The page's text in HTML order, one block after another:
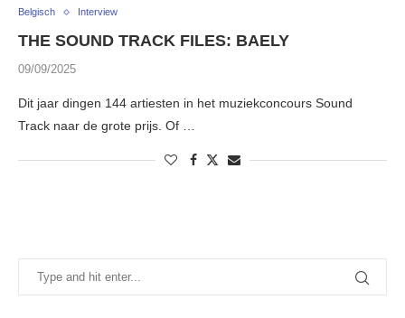
Belgisch Interview
THE SOUND TRACK FILES: BAELY
09/09/2025
Dit jaar dingen 144 artiesten in het muziekconcours Sound
Track naar de grote prijs. Of …